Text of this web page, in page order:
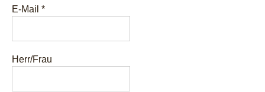
E-Mail *
Herr/Frau